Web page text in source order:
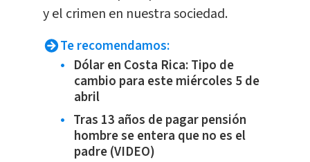
y el crimen en nuestra sociedad.
Te recomendamos:
Dólar en Costa Rica: Tipo de
cambio para este miércoles 5 de
abril
Tras 13 años de pagar pensión
hombre se entera que no es el
padre (VIDEO)